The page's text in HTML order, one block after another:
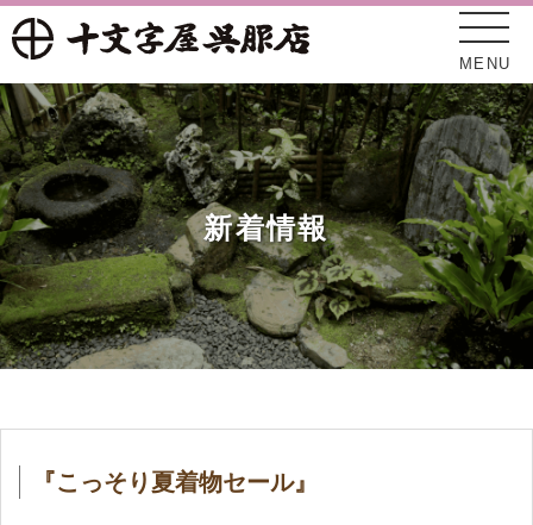
MENU
新着情報
十文字屋について
オンラインショップ
新着情報
『こっそり夏着物セール』